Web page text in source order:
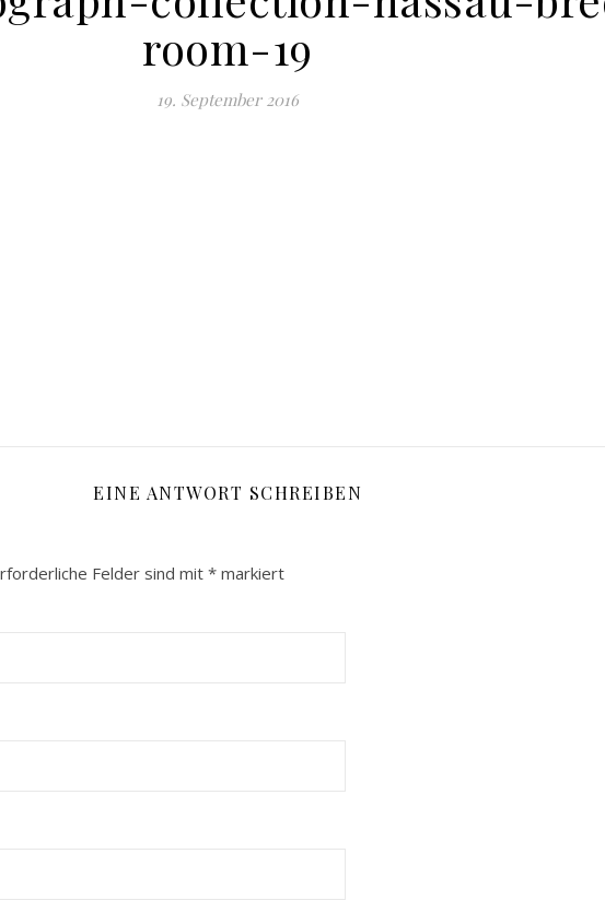
room-19
19. September 2016
EINE ANTWORT SCHREIBEN
Felder sind mit* markiert